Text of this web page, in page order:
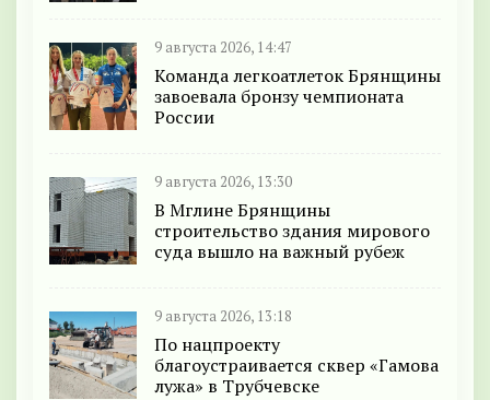
9 августа 2026, 14:47
Команда легкоатлеток Брянщины
завоевала бронзу чемпионата
России
9 августа 2026, 13:30
В Мглине Брянщины
строительство здания мирового
суда вышло на важный рубеж
9 августа 2026, 13:18
По нацпроекту
благоустраивается сквер «Гамова
лужа» в Трубчевске